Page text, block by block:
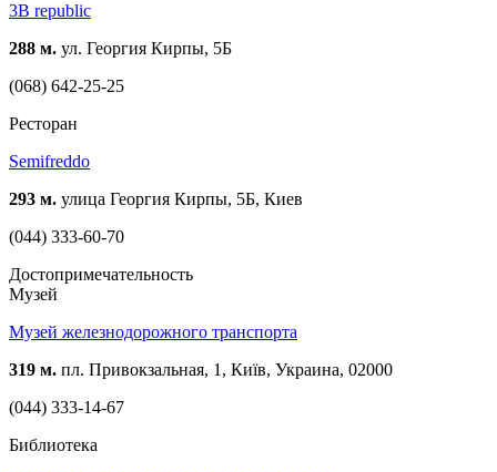
3B republic
288 м. ул. Георгия Кирпы, 5Б
(068) 642-25-25
Ресторан
Semifreddo
293 м. улица Георгия Кирпы, 5Б, Киев
(044) 333-60-70
Достопримечательность
Музей
Музей железнодорожного транспорта
319 м. пл. Привокзальная, 1, Київ, Украина, 02000
(044) 333-14-67
Библиотека